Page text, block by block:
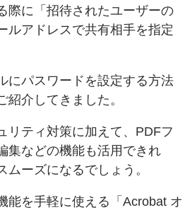
際に「招待されたユーザーの
ルアドレスで共有相手を指定
にパスワードを設定する方法
介してきました。
リティ対策に加えて、PDFフ
集などの機能も活用できれ
ーズになるでしょう。
能を手軽に使える「Acrobat オ